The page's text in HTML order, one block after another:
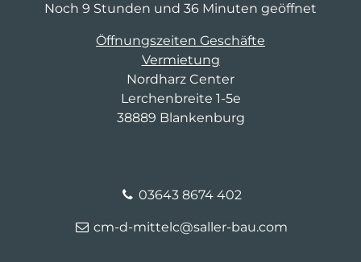
Noch 9 Stunden und 36 Minuten geöffnet
Öffnungszeiten Geschäfte
Vermietung
Nordharz Center
Lerchenbreite 1-5e
38889 Blankenburg
03643 8674 402
cm-d-mittelc@saller-bau.com